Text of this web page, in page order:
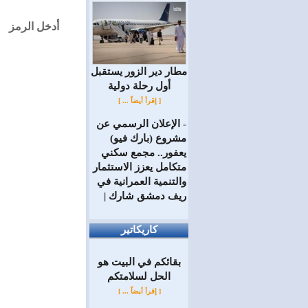
أدخل الرمز
مطار دير الزور يستقبل
أول رحلة دولية
[ إقرأ أيضاً ... ]
=
الإعلان الرسمي عن
مشروع (بارك فيو)
يعفور.. مجمع سكني
متكامل يعزز الاستثمار
والتنمية العمرانية في
ريف دمشق شارك |
كاريكاتير
بقائكم في البيت هو
الحل لسلامتكم
[ إقرأ أيضاً ... ]